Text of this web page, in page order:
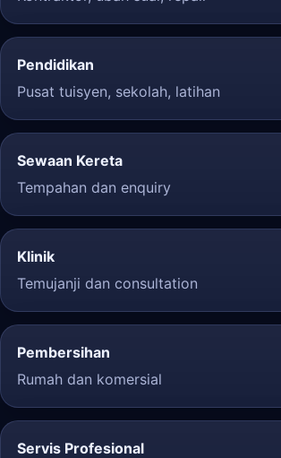
Pendidikan
Pusat tuisyen, sekolah, latihan
Sewaan Kereta
Tempahan dan enquiry
Klinik
Temujanji dan consultation
Pembersihan
Rumah dan komersial
Servis Profesional